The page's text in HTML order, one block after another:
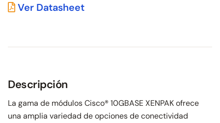
Ver Datasheet
Descripción
La gama de módulos Cisco® 10GBASE XENPAK ofrece
una amplia variedad de opciones de conectividad